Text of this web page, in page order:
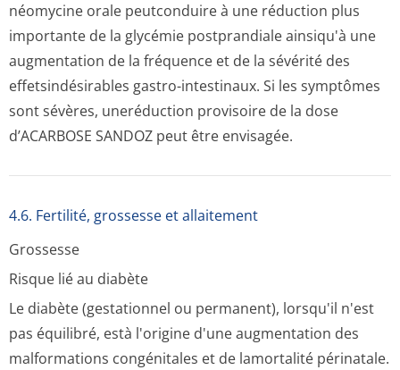
néomycine orale peutconduire à une réduction plus
importante de la glycémie postprandiale ainsiqu'à une
augmentation de la fréquence et de la sévérité des
effetsindésirables gastro-intestinaux. Si les symptômes
sont sévères, uneréduction provisoire de la dose
d’ACARBOSE SANDOZ peut être envisagée.
4.6. Fertilité, grossesse et allaitement
Grossesse
Risque lié au diabète
Le diabète (gestationnel ou permanent), lorsqu'il n'est
pas équilibré, està l'origine d'une augmentation des
malformations congénitales et de lamortalité périnatale.